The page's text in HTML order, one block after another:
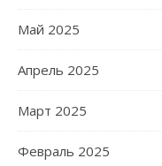
Май 2025
Апрель 2025
Март 2025
Февраль 2025